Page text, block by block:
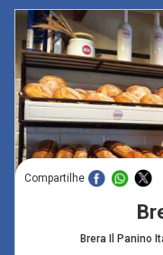
Compartilhe
Brera Il Panino